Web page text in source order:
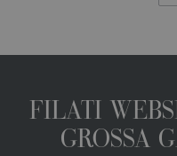
FILATI
GROSSA